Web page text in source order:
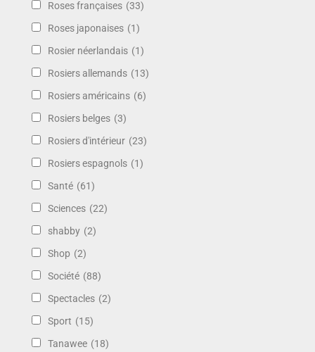
Roses françaises (33)
Roses japonaises (1)
Rosier néerlandais (1)
Rosiers allemands (13)
Rosiers américains (6)
Rosiers belges (3)
Rosiers d'intérieur (23)
Rosiers espagnols (1)
Santé (61)
Sciences (22)
shabby (2)
Shop (2)
Société (88)
Spectacles (2)
Sport (15)
Tanawee (18)